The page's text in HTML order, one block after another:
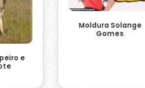
e
Moldura Solange
Gomes